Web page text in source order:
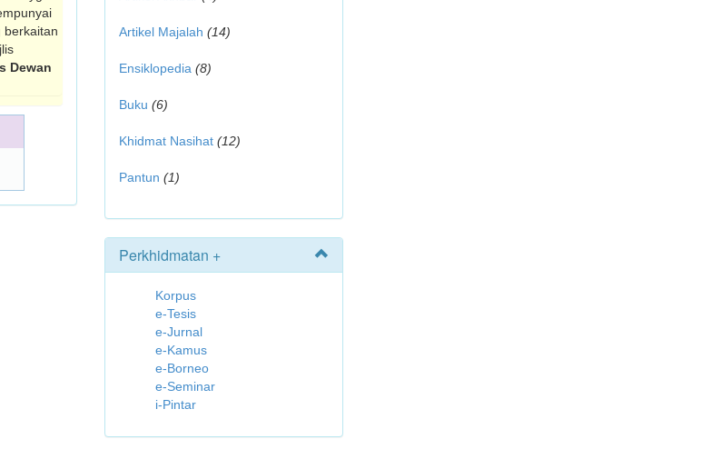
berkaitan
Dewan
Artikel Majalah (14)
Ensiklopedia (8)
Buku (6)
Khidmat Nasihat (12)
Pantun (1)
Perkhidmatan +
Korpus
e-Tesis
e-Jurnal
e-Kamus
e-Borneo
e-Seminar
i-Pintar